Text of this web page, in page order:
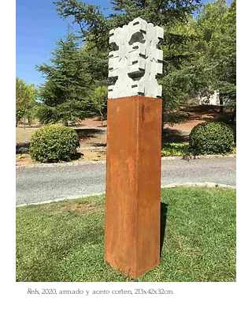
Rels, 2020, armado y acero corten, 213x42x32cm.